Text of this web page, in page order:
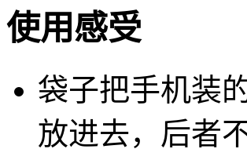
使用感受
袋子把手机装
放进去，后者